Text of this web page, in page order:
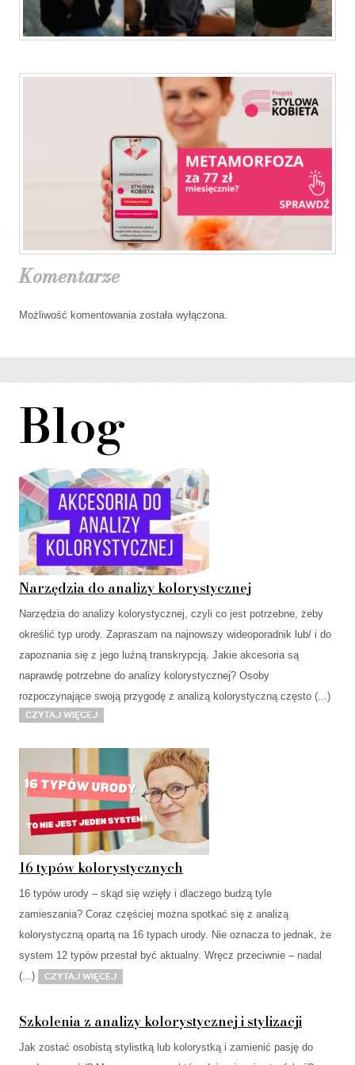
Komentarze
Możliwość komentowania została wyłączona.
Blog
Narzędzia do analizy kolorystycznej
Narzędzia do analizy kolorystycznej, czyli co jest potrzebne, żeby
określić typ urody. Zapraszam na najnowszy wideoporadnik lub/ i do
zapoznania się z jego luźną transkrypcją. Jakie akcesoria są
naprawdę potrzebne do analizy kolorystycznej? Osoby
rozpoczynające swoją przygodę z analizą kolorystyczną często (...)
Czytaj więcej
16 typów kolorystycznych
16 typów urody – skąd się wzięły i dlaczego budzą tyle
zamieszania? Coraz częściej można spotkać się z analizą
kolorystyczną opartą na 16 typach urody. Nie oznacza to jednak, że
system 12 typów przestał być aktualny. Wręcz przeciwnie – nadal
(...)
Czytaj więcej
Szkolenia z analizy kolorystycznej i stylizacji
Jak zostać osobistą stylistką lub kolorystką i zamienić pasję do